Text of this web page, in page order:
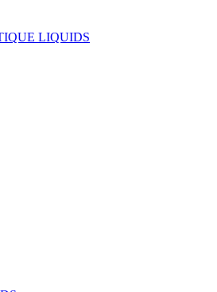
LIQUIDS